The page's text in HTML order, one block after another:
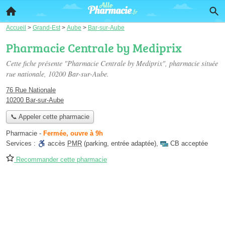
Accueil > Grand-Est > Aube > Bar-sur-Aube
Pharmacie Centrale by Mediprix
Cette fiche présente "Pharmacie Centrale by Mediprix", pharmacie située
rue nationale, 10200 Bar-sur-Aube.
76 Rue Nationale
10200 Bar-sur-Aube
📞 Appeler cette pharmacie
Pharmacie - Fermée, ouvre à 9h
Services :
accès PMR (parking, entrée adaptée), CB acceptée
Recommander cette pharmacie